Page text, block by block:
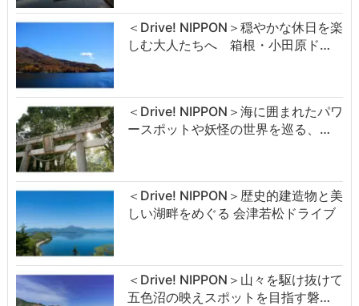
＜Drive! NIPPON＞穏やかな休日を楽
しむ大人たちへ 箱根・小田原ド…
＜Drive! NIPPON＞海に囲まれたパワ
ースポットや妖怪の世界を巡る、…
＜Drive! NIPPON＞歴史的建造物と美
しい湖畔をめぐる 会津若松ドライブ
＜Drive! NIPPON＞山々を駆け抜けて
五色沼の映えスポットを目指す磐…